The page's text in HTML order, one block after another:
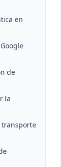
en
de
la
transporte